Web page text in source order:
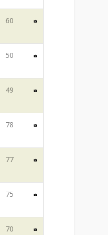
60
50
49
78
77
75
70